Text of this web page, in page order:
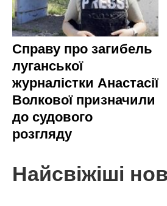
Справу про загибель
луганської
журналістки Анастасії
Волкової призначили
до судового
розгляду
Найсвіжіші